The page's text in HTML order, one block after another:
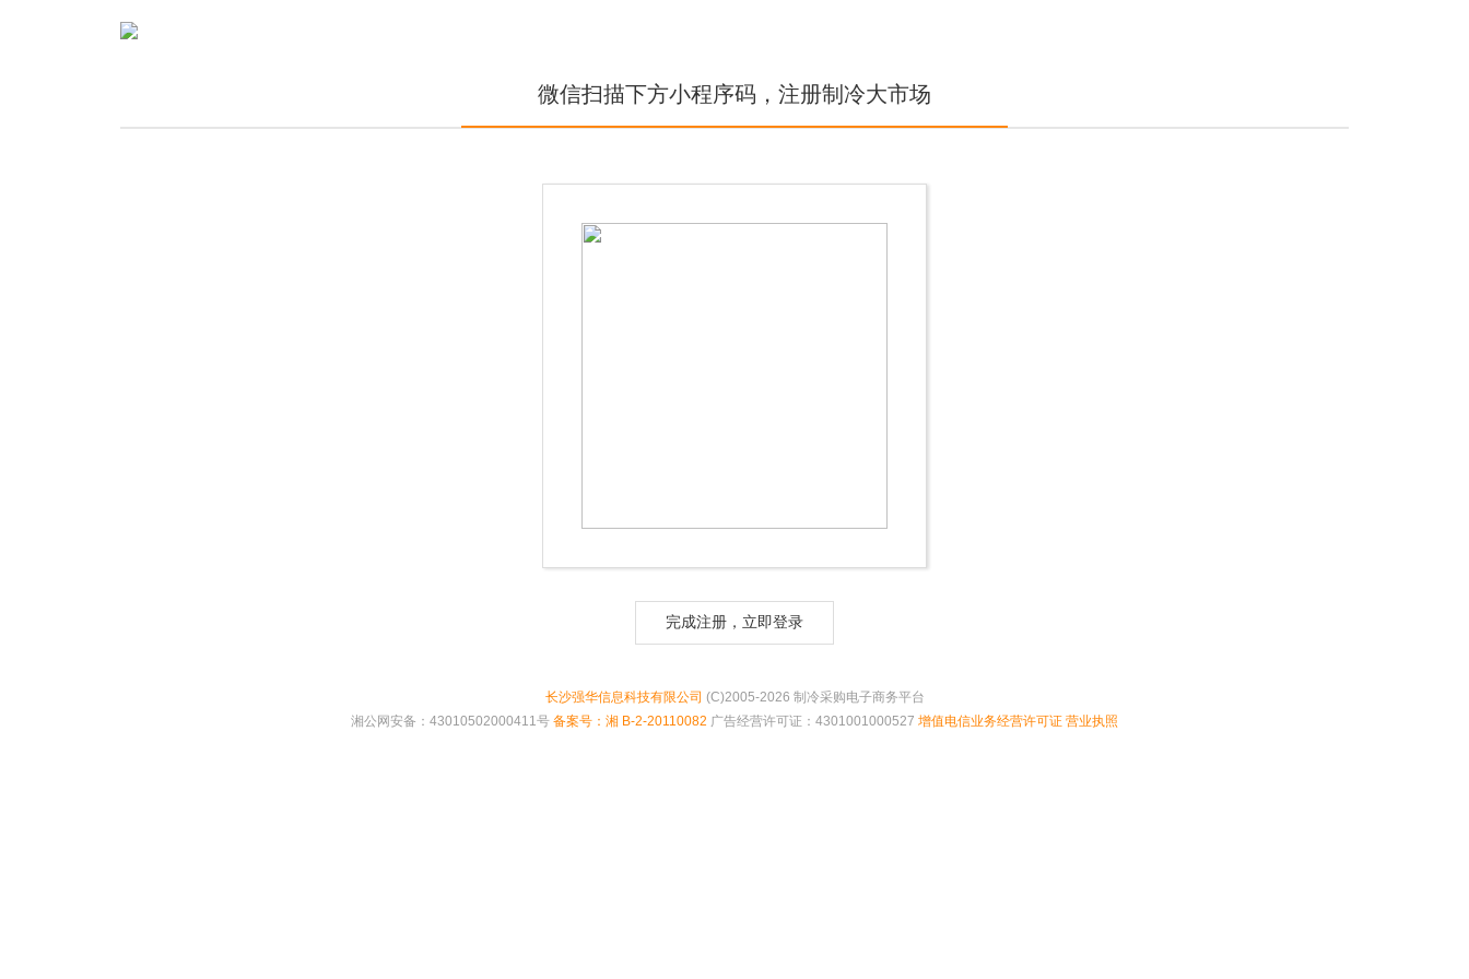
微信扫描下方小程序码，注册制冷大市场
完成注册，立即登录
长沙强华信息科技有限公司 (C)2005-2026 制冷采购电子商务平台
湘公网安备：43010502000411号 备案号：湘 B-2-20110082 广告经营许可证：4301001000527 增值电信业务经营许可证 营业执照